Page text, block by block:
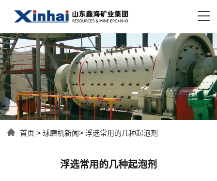
首页 > 球磨机新闻> 浮选常用的几种起泡剂
浮选常用的几种起泡剂